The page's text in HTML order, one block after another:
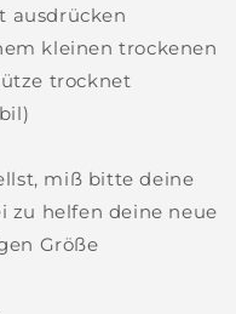
ausdrücken
kleinen trockenen
trocknet
miß bitte deine
zu helfen deine neue
Größe